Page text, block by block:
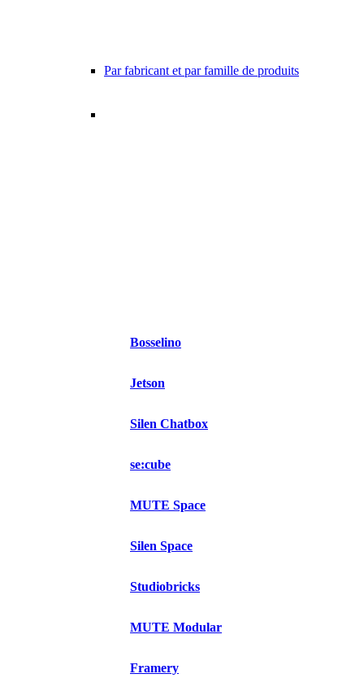
Par fabricant et par famille de produits
Bosselino
Jetson
Silen Chatbox
se:cube
MUTE Space
Silen Space
Studiobricks
MUTE Modular
Framery